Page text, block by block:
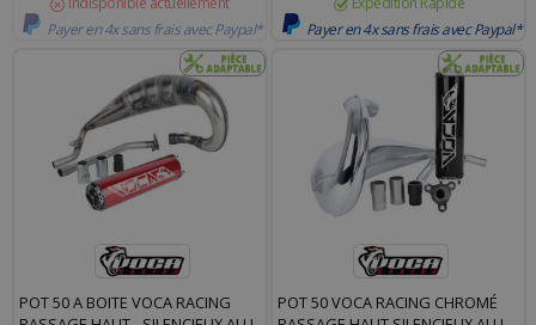
Payer en 4x sans frais avec Paypal*
Payer en 4x sans frais avec Paypal*
POT 50 A BOITE VOCA RACING
POT 50 VOCA RACING CHROMÉ